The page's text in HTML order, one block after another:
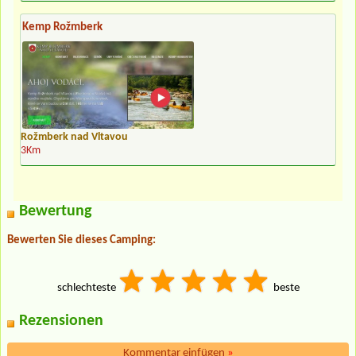
Kemp Rožmberk
Rožmberk nad Vltavou
3Km
Bewertung
Bewerten Sie dieses Camping:
schlechteste beste
Rezensionen
Kommentar einfügen »